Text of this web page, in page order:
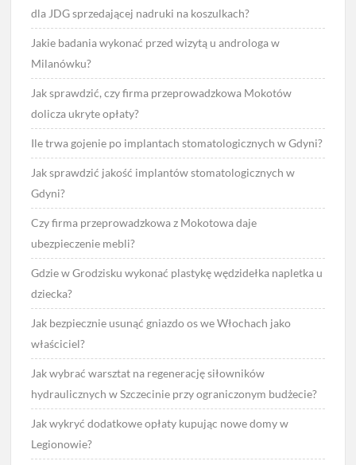
dla JDG sprzedającej nadruki na koszulkach?
Jakie badania wykonać przed wizytą u androloga w
Milanówku?
Jak sprawdzić, czy firma przeprowadzkowa Mokotów
dolicza ukryte opłaty?
Ile trwa gojenie po implantach stomatologicznych w Gdyni?
Jak sprawdzić jakość implantów stomatologicznych w
Gdyni?
Czy firma przeprowadzkowa z Mokotowa daje
ubezpieczenie mebli?
Gdzie w Grodzisku wykonać plastykę wędzidełka napletka u
dziecka?
Jak bezpiecznie usunąć gniazdo os we Włochach jako
właściciel?
Jak wybrać warsztat na regenerację siłowników
hydraulicznych w Szczecinie przy ograniczonym budżecie?
Jak wykryć dodatkowe opłaty kupując nowe domy w
Legionowie?